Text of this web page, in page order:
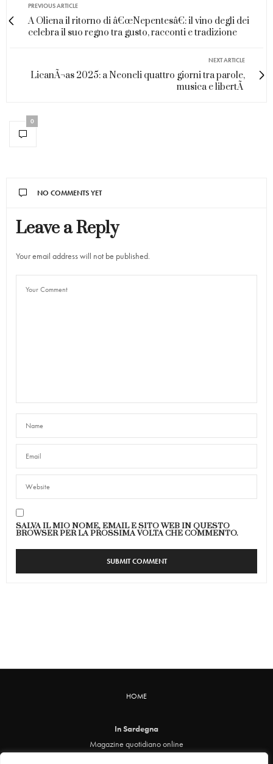
PREVIOUS ARTICLE
A Oliena il ritorno di â€œNepentesâ€: il vino degli dei
celebra il suo regno tra gusto, racconti e tradizione
NEXT ARTICLE
LicanÃ¬as 2025: a Neoneli quattro giorni tra parole,
musica e libertÃ
0
NO COMMENTS YET
Leave a Reply
Your email address will not be published.
SALVA IL MIO NOME, EMAIL E SITO WEB IN QUESTO
BROWSER PER LA PROSSIMA VOLTA CHE COMMENTO.
HOME
In Sardegna
Magazine quotidiano online